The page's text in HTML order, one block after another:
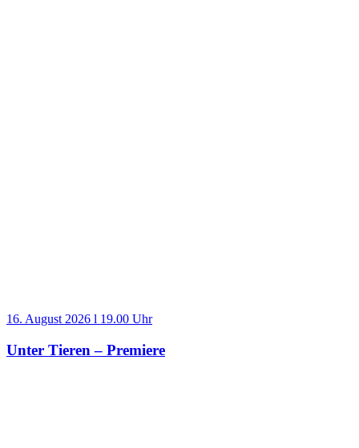
16. August 2026 l 19.00 Uhr
Unter Tieren – Premiere